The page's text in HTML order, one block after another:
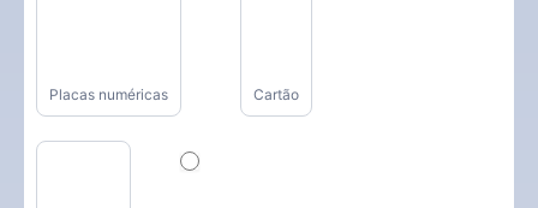
Placas numéricas Cartão